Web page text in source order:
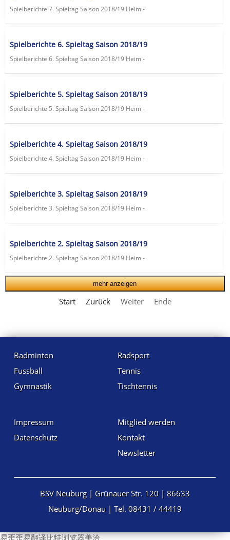
Spielberichte 7. Spieltag Saison 2018/19 Heim -
Spielberichte 6. Spieltag Saison 2018/19
Spielberichte 6. Spieltag Saison 2018/19 Heim -
Spielberichte 5. Spieltag Saison 2018/19
Spielberichte 5. Spieltag Saison 2018/19 Heim -
Spielberichte 4. Spieltag Saison 2018/19
Spielberichte 4. Spieltag Saison 2018/19 Heim -
Spielberichte 3. Spieltag Saison 2018/19
Spielberichte 3. Spieltag Saison 2018/19 Heim -
Spielberichte 2. Spieltag Saison 2018/19
Spielberichte 2. Spieltag Saison 2018/19 Heim -
mehr anzeigen
Start Zurück Weiter Ende
Badminton
Fussball
Gymnastik
Radsport
Tennis
Tischtennis
Impressum
Datenschutz
Mitglied werden
Kontakt
Newsletter
BSV Neuburg | Grünauer Str. 120 | 86633
Neuburg/Donau | Tel. 08431 / 44419
易歪歪易翻译比特浏览器美洽